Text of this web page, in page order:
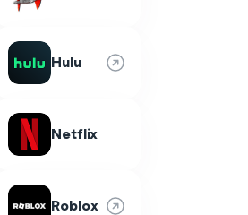
Hulu
Netflix
Roblox